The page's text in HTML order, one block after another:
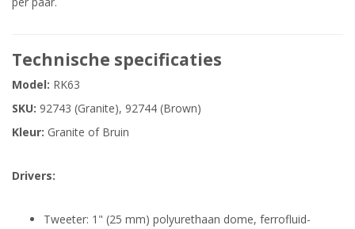
Technische specificaties
Model: RK63
SKU: 92743 (Granite), 92744 (Brown)
Kleur: Granite of Bruin
Drivers:
Tweeter: 1" (25 mm) polyurethaan dome, ferrofluid-